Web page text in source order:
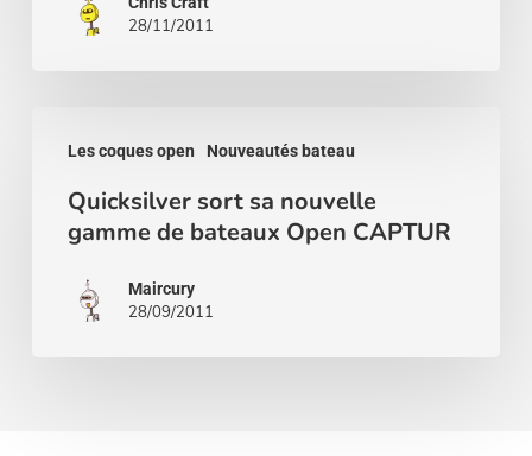
28/11/2011
Les coques open Nouveautés bateau
nouvelle
gamme
Quicksilver sort sa nouvelle
gamme de bateaux Open CAPTUR
Maircury
28/09/2011